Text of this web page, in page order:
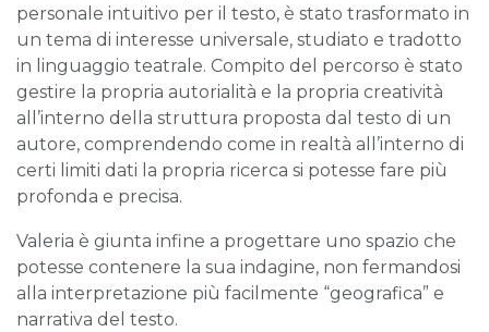
personale intuitivo per il testo, è stato trasformato in
un tema di interesse universale, studiato e tradotto
in linguaggio teatrale. Compito del percorso è stato
gestire la propria autorialità e la propria creatività
all’interno della struttura proposta dal testo di un
autore, comprendendo come in realtà all’interno di
certi limiti dati la propria ricerca si potesse fare più
profonda e precisa.
Valeria è giunta infine a progettare uno spazio che
potesse contenere la sua indagine, non fermandosi
alla interpretazione più facilmente “geografica” e
narrativa del testo.